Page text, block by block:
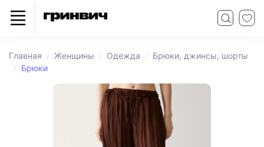
Главная Женщины Одежда
Брюки, джинсы, шорты
Брюки